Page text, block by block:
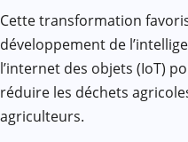
Cette transformation
développement de
l’internet des objets (IoT)
réduire les déchets
agriculteurs.